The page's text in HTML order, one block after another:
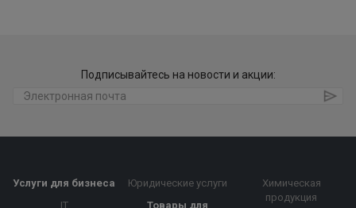
Подписывайтесь на новости и акции:
Услуги для бизнеса
IT
Юридические услуги
Товары для
Химическая
продукция